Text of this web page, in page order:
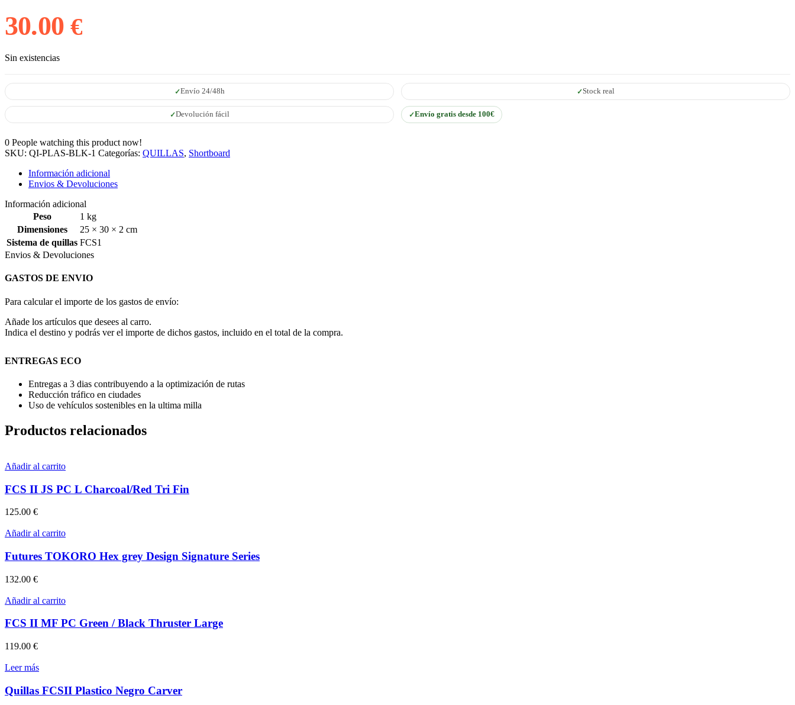
30.00€
Sin existencias
Envío 24/48h Stock real
Devolución fácil Envío gratis desde 100€
0 People watching this product now!
SKU: QI-PLAS-BLK-1 Categorías: QUILLAS, Shortboard
Información adicional
Envios & Devoluciones
Información adicional
Peso
1 kg
Dimensiones
25 × 30 × 2 cm
Sistema de quillas FCS1
Envios & Devoluciones
GASTOS DE ENVIO
Para calcular el importe de los gastos de envío:
Añade los artículos que desees al carro.
Indica el destino y podrás ver el importe de dichos gastos, incluido en el total de la compra.
ENTREGAS ECO
Entregas a 3 dias contribuyendo a la optimización de rutas
Reducción tráfico en ciudades
Uso de vehículos sostenibles en la ultima milla
Productos relacionados
Añadir al carrito
FCS II JS PC L Charcoal/Red Tri Fin
125.00 €
Añadir al carrito
Futures TOKORO Hex grey Design Signature Series
132.00 €
Añadir al carrito
FCS II MF PC Green / Black Thruster Large
119.00 €
Leer más
Quillas FCSII Plastico Negro Carver